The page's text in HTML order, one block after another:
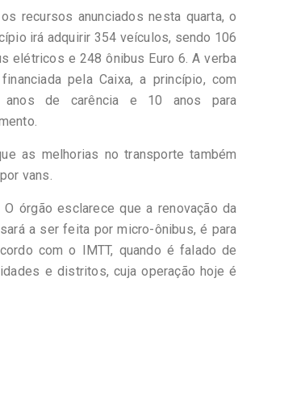
recursos anunciados nesta quarta, o
irá adquirir 354 veículos, sendo 106
elétricos e 248 ônibus Euro 6. A verba
pela Caixa, a princípio, com
anos de carência e 10 anos para
as melhorias no transporte também
vans.
órgão esclarece que a renovação da
a ser feita por micro-ônibus, é para
com o IMTT, quando é falado de
e distritos, cuja operação hoje é